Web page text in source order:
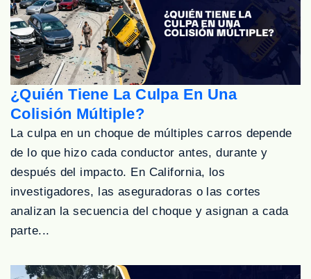
¿Quién Tiene La Culpa En Una
Colisión Múltiple?
La culpa en un choque de múltiples carros depende
de lo que hizo cada conductor antes, durante y
después del impacto. En California, los
investigadores, las aseguradoras o las cortes
analizan la secuencia del choque y asignan a cada
parte...